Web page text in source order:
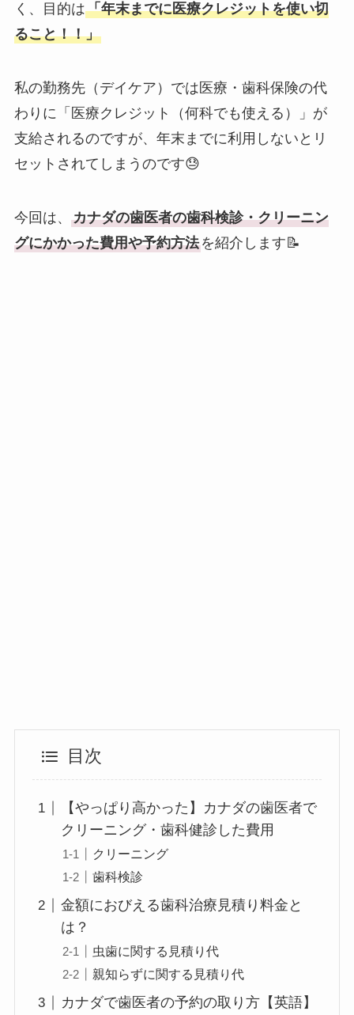
く、目的は「年末までに医療クレジットを使い切
ること！！」
私の勤務先（デイケア）では医療・歯科保険の代
わりに「医療クレジット（何科でも使える）」が
支給されるのですが、年末までに利用しないとリ
セットされてしまうのです😓
今回は、 カナダの歯医者の歯科検診・クリーニン
グにかかった費用や予約方法を紹介します📝
目次
【やっぱり高かった】カナダの歯医者で
クリーニング・歯科健診した費用
クリーニング
歯科検診
金額におびえる歯科治療見積り料金と
は？
虫歯に関する見積り代
親知らずに関する見積り代
カナダで歯医者の予約の取り方【英語】